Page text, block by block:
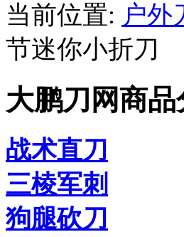
当前位置: 户外
节迷你小折刀
大鹏刀网商品
战术直刀
三棱军刺
狗腿砍刀